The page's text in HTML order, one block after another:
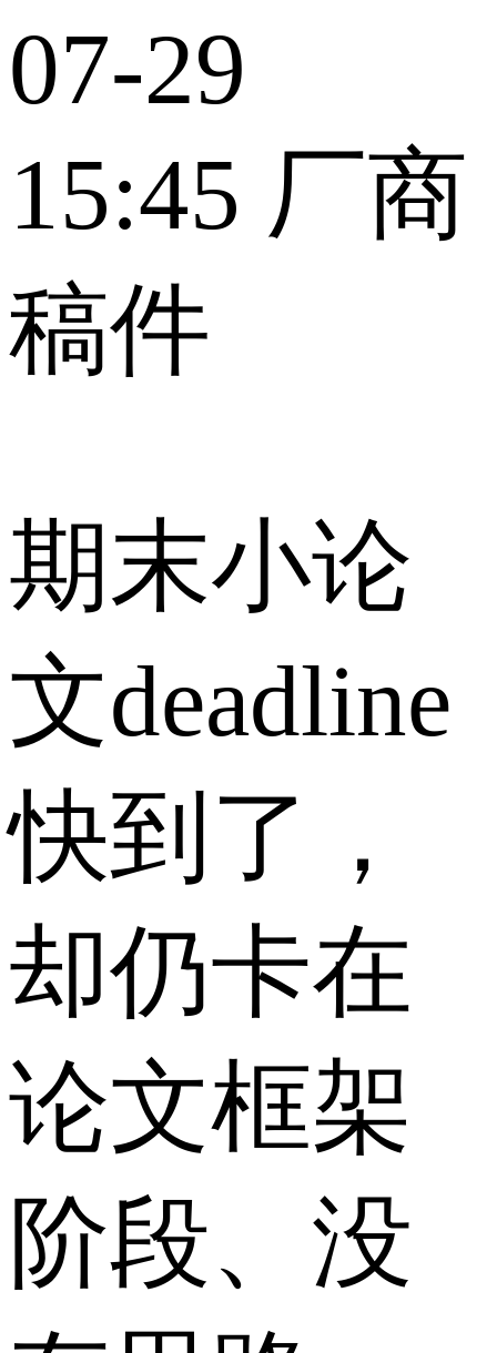
07-29
15:45 厂商
稿件
期末小论
文deadline
快到了，
却仍卡在
论文框架
阶段、没